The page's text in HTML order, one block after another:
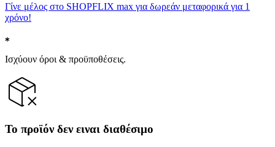
Γίνε μέλος στο SHOPFLIX max για δωρεάν μεταφορικά για 1
χρόνο!
Ισχύουν όροι & προϋποθέσεις.
Το προϊόν δεν ειναι διαθέσιμο